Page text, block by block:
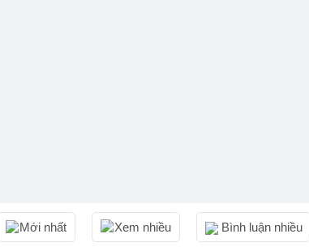
Mới nhất Xem nhiều Bình luận nhiều